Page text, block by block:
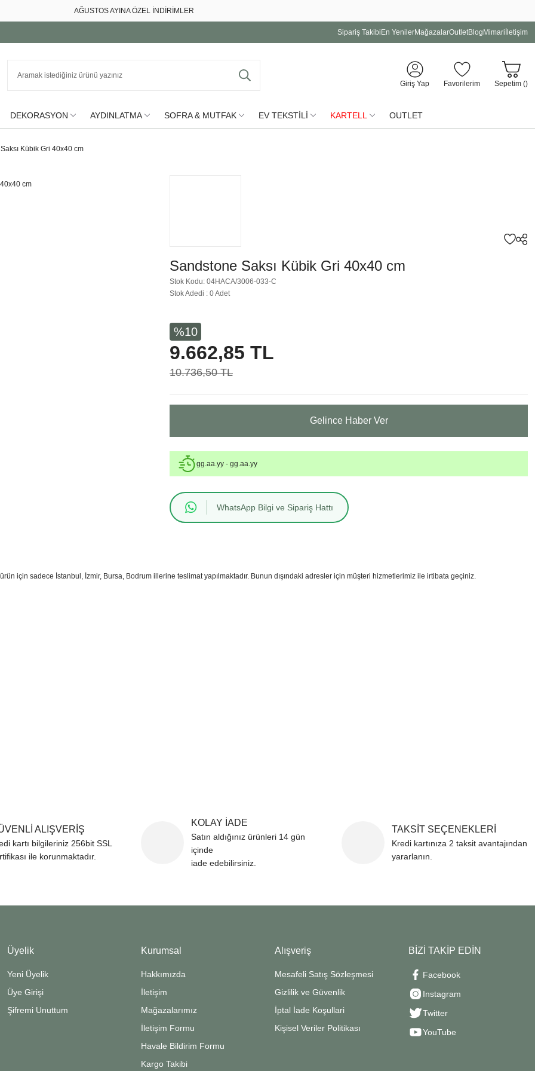
AĞUSTOS AYINA ÖZEL İNDİRİMLER
Sipariş Takibi En YenilerMağazalarOutletBlog Mimari İletişim
Giriş Yap Favorilerim Sepetim ()
DEKORASYON AYDINLATMA SOFRA & MUTFAK EV TEKSTİLİ KARTELL OUTLET
Kübik Gri 40x40 cm
Sandstone Saksı Kübik Gri 40x40 cm
Stok Kodu: 04HACA/3006-033-C
Stok Adedi : 0 Adet
%10
9.662,85 TL
10.736,50 TL
Gelince Haber Ver
gg.aa.yy - gg.aa.yy
WhatsApp Bilgi ve Sipariş Hattı
için sadece İstanbul, İzmir, Bursa, Bodrum illerine teslimat yapılmaktadır. Bunun dışındaki adresler için müşteri hizmetlerimiz ile irtibata geçiniz.
ALIŞVERİŞ
kartı bilgileriniz 256bit SSL
ile korunmaktadır.
KOLAY İADE
Satın aldığınız ürünleri 14 gün
içinde
iade edebilirsiniz.
TAKSİT SEÇENEKLERİ
Kredi kartınıza 2 taksit avantajından
yararlanın.
Üyelik
Yeni Üyelik
Üye Girişi
Şifremi Unuttum
Kurumsal
Hakkımızda
İletişim
Mağazalarımız
İletişim Formu
Havale Bildirim Formu
Kargo Takibi
Alışveriş
Mesafeli Satış Sözleşmesi
Gizlilik ve Güvenlik
İptal İade Koşullari
Kişisel Veriler Politikası
BİZİ TAKİP EDİN
Facebook
Instagram
Twitter
YouTube